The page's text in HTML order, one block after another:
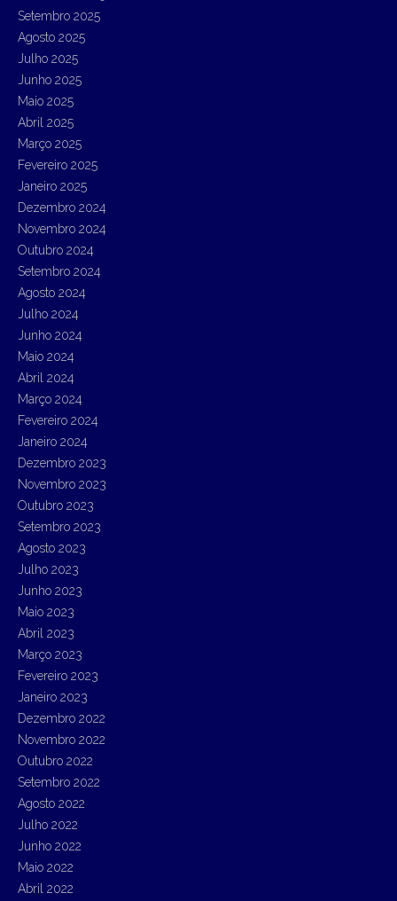
o
r
Setembro 2025
Agosto 2025
Julho 2025
Junho 2025
Maio 2025
Abril 2025
Março 2025
Fevereiro 2025
Janeiro 2025
Dezembro 2024
Novembro 2024
Outubro 2024
Setembro 2024
Agosto 2024
Julho 2024
Junho 2024
Maio 2024
Abril 2024
Março 2024
Fevereiro 2024
Janeiro 2024
Dezembro 2023
Novembro 2023
Outubro 2023
Setembro 2023
Agosto 2023
Julho 2023
Junho 2023
Maio 2023
Abril 2023
Março 2023
Fevereiro 2023
Janeiro 2023
Dezembro 2022
Novembro 2022
Outubro 2022
Setembro 2022
Agosto 2022
Julho 2022
Junho 2022
Maio 2022
Abril 2022